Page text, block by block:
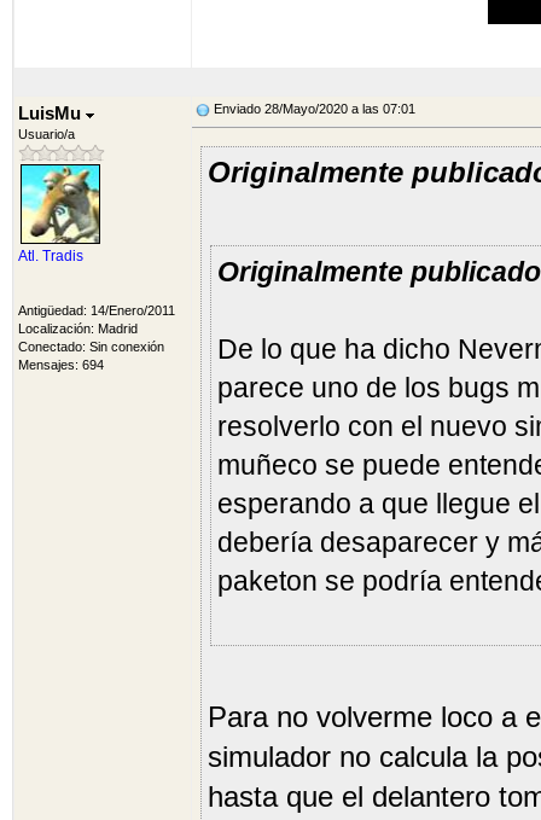
LuisMu
Usuario/a
Atl. Tradis
Antigüedad: 14/Enero/2011
Localización: Madrid
Conectado: Sin conexión
Mensajes: 694
Enviado 28/Mayo/2020 a las 07:01
Originalmente
Originalmente
De lo que ha dicho
parece uno de los bugs
resolverlo con el nuevo
muñeco se puede
esperando a que llegue
debería desaparecer y
paketon se podría
Para no volverme loco a
simulador no calcula la
hasta que el delantero